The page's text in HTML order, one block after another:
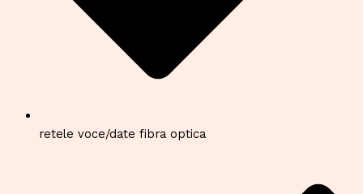
retele voce/date fibra optica